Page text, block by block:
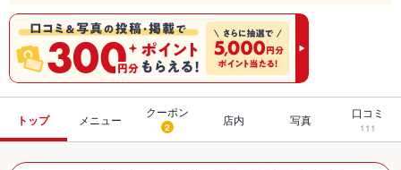
トップ メニュー
クーポン
2 店内 写真 口コミ
111